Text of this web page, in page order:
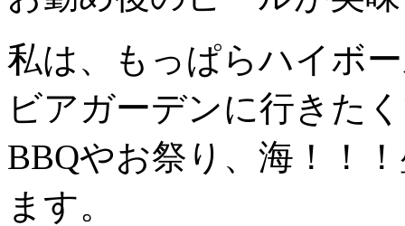
私は、もっぱらハイボ
ビアガーデンに行きた
BBQやお祭り、海！！
ます。